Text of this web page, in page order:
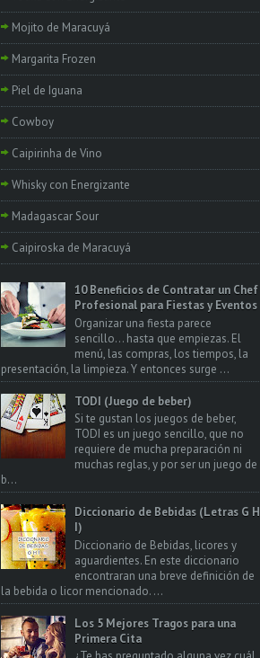
Mojito de Maracuyá
Margarita Frozen
Piel de Iguana
Cowboy
Caipirinha de Vino
Whisky con Energizante
Madagascar Sour
Caipiroska de Maracuyá
10 Beneficios de Contratar un Chef
Profesional para Fiestas y Eventos
Organizar una fiesta parece
sencillo… hasta que empiezas. El
menú, las compras, los tiempos, la
presentación, la limpieza. Y entonces surge ...
TODI (Juego de beber)
Si te gustan los juegos de beber,
TODI es un juego sencillo, que no
requiere de mucha preparación ni
muchas reglas, y por ser un juego de
b...
Diccionario de Bebidas (Letras G H
I)
Diccionario de Bebidas, licores y
aguardientes. En este diccionario
encontraran una breve definición de
la bebida o licor mencionado. ...
Los 5 Mejores Tragos para una
Primera Cita